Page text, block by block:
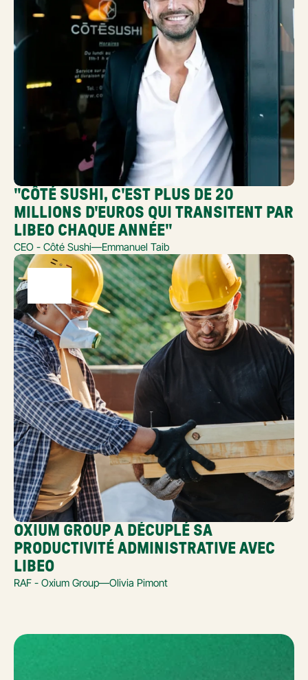
"CÔTÉ SUSHI, C'EST PLUS DE 20
MILLIONS D'EUROS QUI TRANSITENT PAR
LIBEO CHAQUE ANNÉE"
CEO - Côté Sushi—Emmanuel Taib
OXIUM GROUP A DÉCUPLÉ SA
PRODUCTIVITÉ ADMINISTRATIVE AVEC
LIBEO
RAF - Oxium Group—Olivia Pimont